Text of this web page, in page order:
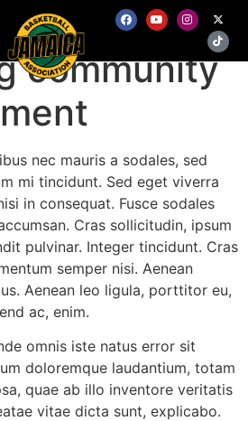
is
community
nec mauris a sodales, sed
mi tincidunt. Sed eget viverra
in consequat. Fusce sodales
Cras sollicitudin, ipsum
pulvinar. Integer tincidunt. Cras
semper nisi. Aenean
Aenean leo ligula, porttitor eu,
ac, enim.
omnis iste natus error sit
doloremque laudantium, totam
quae ab illo inventore veritatis
vitae dicta sunt, explicabo.